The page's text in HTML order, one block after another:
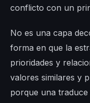
conflicto con un
No es una capa
forma en que la
prioridades y
valores similares y
porque una traduce